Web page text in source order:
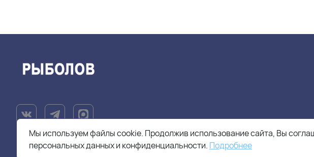
Мы используем файлы cookie. Продолжив использование сайта, Вы
персональных данных и конфиденциальности. Подробнее